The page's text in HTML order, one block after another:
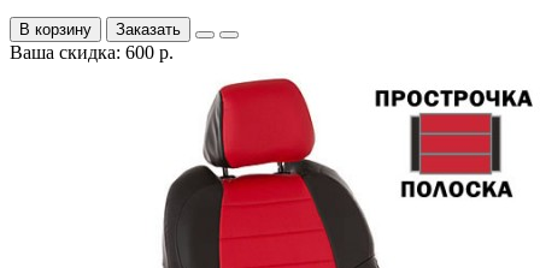
В корзину Заказать
Ваша скидка: 600 р.